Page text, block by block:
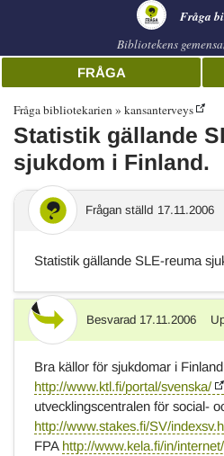
Fråga
Bibliotekens
FRÅGA
Fråga bibliotekarien kansanterveys
Statistik gällande
sjukdom i Finland.
Frågan ställd 17.11.2006
Statistik gällande SLE-reuma
Svar Besvarad 17.11.2006
Bra källor för sjukdomar i
http://www.ktl.fi/portal/svenska/
utvecklingscentralen för social-
http://www.stakes.fi/SV/
FPA http://www.kela.fi/in/